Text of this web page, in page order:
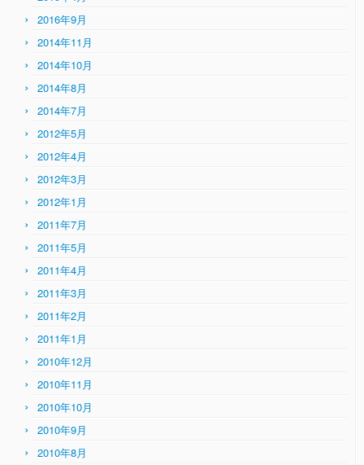
2016年9月
2014年11月
2014年10月
2014年8月
2014年7月
2012年5月
2012年4月
2012年3月
2012年1月
2011年7月
2011年5月
2011年4月
2011年3月
2011年2月
2011年1月
2010年12月
2010年11月
2010年10月
2010年9月
2010年8月